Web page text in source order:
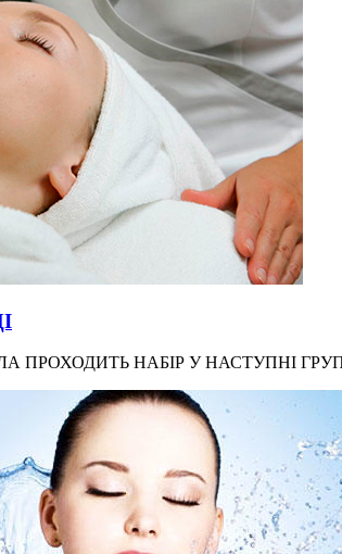
ПРОХОДИТЬ НАБІР У НАСТУПНІ